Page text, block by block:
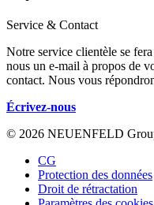
Service & Contact
Notre service clientèle se
nous un e-mail à propos de
contact. Nous vous
Écrivez-nous
© 2026 NEUENFELD
CG
Protection des données
Droit de rétractation